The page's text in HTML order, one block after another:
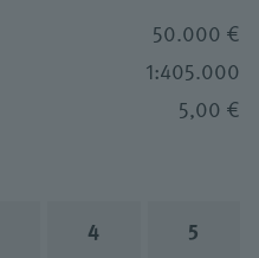
50.000 €
1:405.000
5,00 €
4 5